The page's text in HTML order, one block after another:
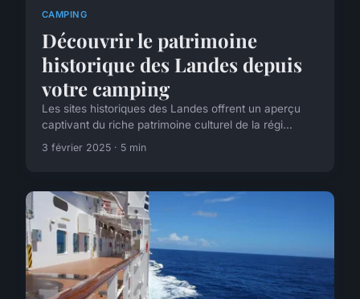
CAMPING
Découvrir le patrimoine
historique des Landes depuis
votre camping
Les sites historiques des Landes offrent un aperçu
captivant du riche patrimoine culturel de la régi...
3 février 2025 · 5 min